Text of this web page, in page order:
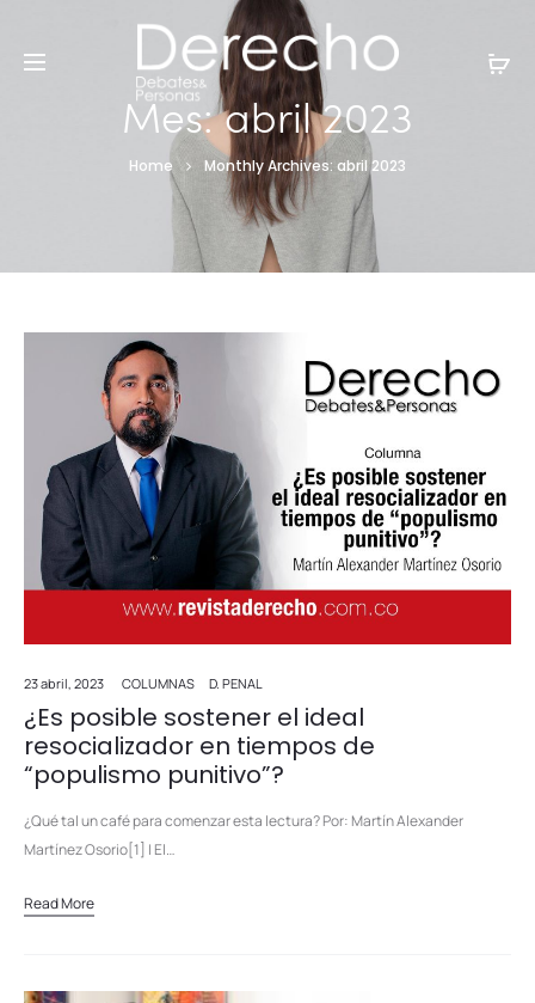
Mes:abril 2023
Home Monthly Archives: abril 2023
23 abril, 2023 COLUMNAS D. PENAL
¿Es posible sostener el ideal
resocializador en tiempos de
“populismo punitivo”?
¿Qué tal un café para comenzar esta lectura? Por: Martín Alexander
Martínez Osorio[1] I El…
Read More